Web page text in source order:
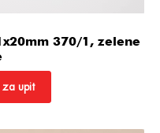
370/1, zelene
za upit